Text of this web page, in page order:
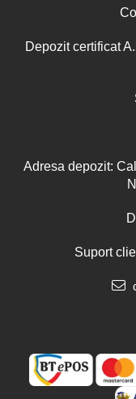
Depozit certificat
Adresa depozit:
Suport